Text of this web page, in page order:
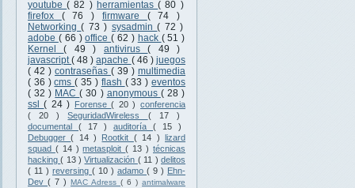
youtube( 82 ) herramientas( 80 )
firefox ( 76 ) firmware ( 74 )
Networking( 73 ) sysadmin( 72 )
adobe ( 66 )office( 62 ) hack ( 51 )
Kernel( 49 ) antivirus( 49 )
javascript( 48 )apache ( 46 ) juegos
( 42 ) contraseñas ( 39 ) multimedia
( 36 )cms( 35 ) flash ( 33 )eventos
( 32 ) MAC( 30 ) anonymous ( 28 )
ssl( 24 ) Forense( 20 ) conferencia
( 20 )SeguridadWireless ( 17 )
documental ( 17 ) auditoría ( 15 )
Debugger( 14 ) Rootkit ( 14 ) lizard
squad ( 14 )metasploit( 13 ) técnicas
hacking( 13 )Virtualización ( 11 ) delitos
( 11 ) reversing ( 10 ) adamo ( 9 ) Ehn-
Dev ( 7 ) MAC Adress ( 6 ) antimalware